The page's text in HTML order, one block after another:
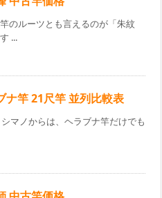
のルーツとも言えるのが「朱紋
...
ナ竿 21尺竿 並列比較表
シマノからは、ヘラブナ竿だけでも